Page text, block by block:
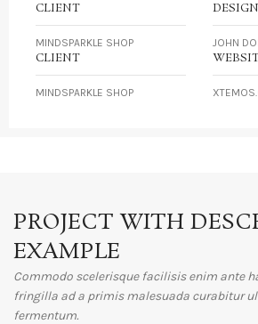
CLIENT
MINDSPARKLE SHOP JOHN
CLIENT
MINDSPARKLE SHOP
PROJECT WITH
EXAMPLE
Commodo scelerisque facilisis enim ante
fringilla ad a primis malesuada curabitur
fermentum.